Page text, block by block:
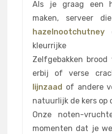
Als je graag een
maken, serveer
hazelnootchutney
kleurrijke
Zelfgebakken brood
erbij of verse
lijnzaad of andere
natuurlijk de kers op
Onze noten-
momenten dat je